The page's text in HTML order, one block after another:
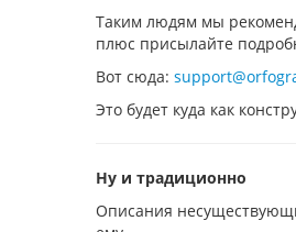
Таким людям мы
плюс присылайте
Вот сюда:
Это будет куда как
Ну и традиционно
Описания